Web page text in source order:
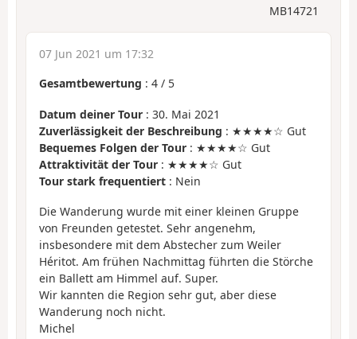
MB14721
07 Jun 2021 um 17:32
Gesamtbewertung : 4 / 5
Datum deiner Tour : 30. Mai 2021
Zuverlässigkeit der Beschreibung : ★★★★☆ Gut
Bequemes Folgen der Tour : ★★★★☆ Gut
Attraktivität der Tour : ★★★★☆ Gut
Tour stark frequentiert : Nein
Die Wanderung wurde mit einer kleinen Gruppe
von Freunden getestet. Sehr angenehm,
insbesondere mit dem Abstecher zum Weiler
Héritot. Am frühen Nachmittag führten die Störche
ein Ballett am Himmel auf. Super.
Wir kannten die Region sehr gut, aber diese
Wanderung noch nicht.
Michel